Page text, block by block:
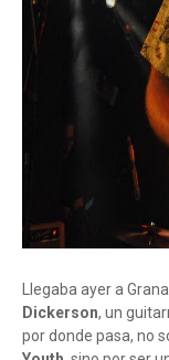
Llegaba ayer a
Dickerson, un
por donde pasa, no